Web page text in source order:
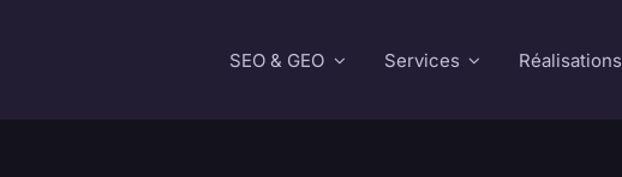
SEO & GEO Services Réalisations